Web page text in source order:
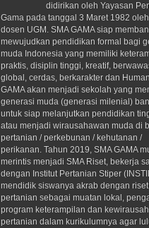
didirikan oleh Yayasan
Gama pada tanggal 3 Maret 1982
dosen UGM. SMA GAMA siap
mewujudkan pendidikan formal bagi
muda Indonesia yang memiliki
praktis, disiplin tinggi, kreatif,
global, cerdas, berkarakter dan
GAMA akan menjadi sekolah yang
generasi muda (generasi milenial)
untuk siap melanjutkan pendidikan
atau menjadi wirausahawan muda di
pertanian / perkebunan / kehutanan /
perikanan. Tahun 2019, SMA GAMA
merintis menjadi SMA Riset, bekerja
dengan Institut Pertanian Stiper
mendidik siswanya akrab dengan
pertanian sebagai muatan lokal,
program keterampilan dan
pertanian dalam kurikulumnya agar